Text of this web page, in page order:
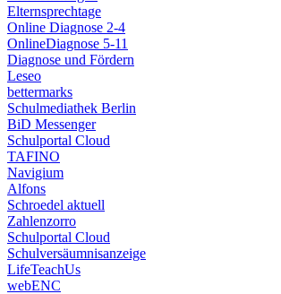
Elternsprechtage
Online Diagnose 2-4
OnlineDiagnose 5-11
Diagnose und Fördern
Leseo
bettermarks
Schulmediathek Berlin
BiD Messenger
Schulportal Cloud
TAFINO
Navigium
Alfons
Schroedel aktuell
Zahlenzorro
Schulportal Cloud
Schulversäumnisanzeige
LifeTeachUs
webENC